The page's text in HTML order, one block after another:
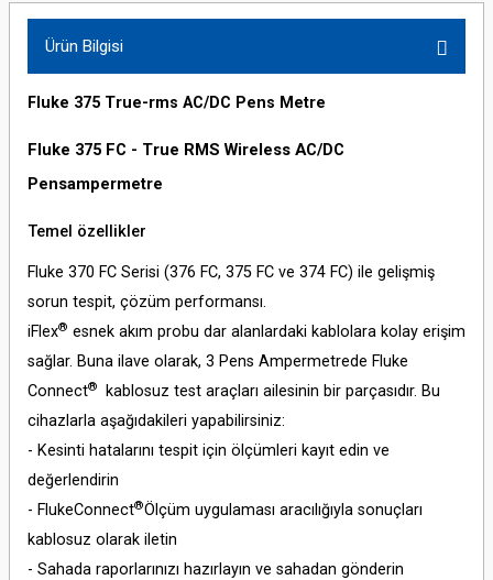
Ürün Bilgisi
Fluke 375 True-rms AC/DC Pens Metre
Fluke 375 FC - True RMS Wireless AC/DC
Pensampermetre
Temel özellikler
Fluke 370 FC Serisi (376 FC, 375 FC ve 374 FC) ile gelişmiş
sorun tespit, çözüm performansı.
iFlex® esnek akım probu dar alanlardaki kablolara kolay erişim
sağlar. Buna ilave olarak, 3 Pens Ampermetrede Fluke
Connect®
kablosuz test araçları ailesinin bir parçasıdır. Bu
cihazlarla aşağıdakileri yapabilirsiniz:
- Kesinti hatalarını tespit için ölçümleri kayıt edin ve
değerlendirin
- FlukeConnect®Ölçüm uygulaması aracılığıyla sonuçları
kablosuz olarak iletin
- Sahada raporlarınızı hazırlayın ve sahadan gönderin